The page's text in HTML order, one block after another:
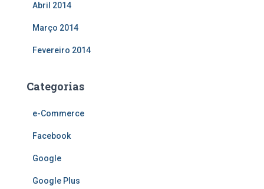
Abril 2014
Março 2014
Fevereiro 2014
Categorias
e-Commerce
Facebook
Google
Google Plus